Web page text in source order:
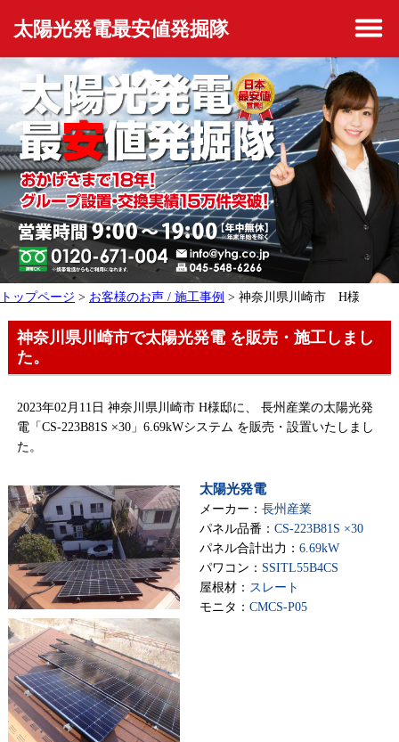
太陽光発電最安値発掘隊
トップページ > お客様のお声 / 施工事例 > 神奈川県川崎市 H様
神奈川県川崎市で太陽光発電 を販売・施工しまし
た。
2023年02月11日 神奈川県川崎市 H様邸に、 長州産業の太陽光発
電「CS-223B81S ×30」6.69kWシステム を販売・設置いたしまし
た。
太陽光発電
メーカー： 長州産業
パネル品番： CS-223B81S ×30
パネル合計出力： 6.69kW
パワコン： SSITL55B4CS
屋根材： スレート
モニタ： CMCS-P05